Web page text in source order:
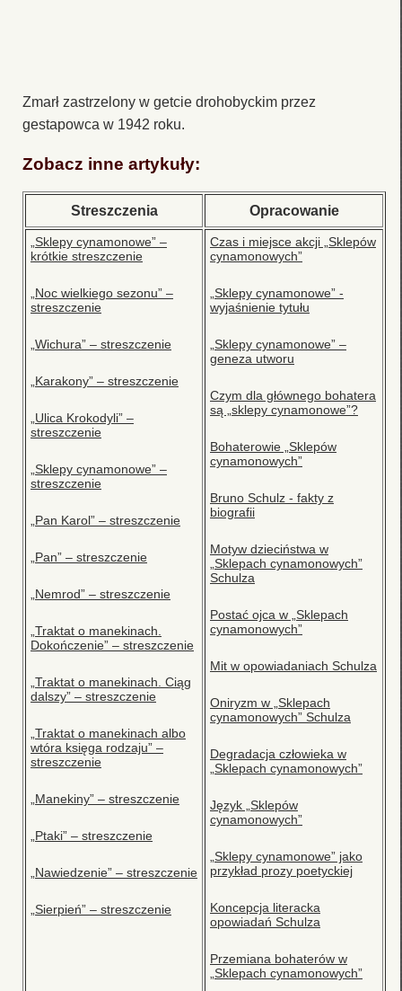
Zmarł zastrzelony w getcie drohobyckim przez
gestapowca w 1942 roku.
Zobacz inne artykuły:
Streszczenia Opracowanie
„Sklepy cynamonowe” –
krótkie streszczenie
„Noc wielkiego sezonu” –
streszczenie
„Wichura” – streszczenie
„Karakony” – streszczenie
„Ulica Krokodyli” –
streszczenie
„Sklepy cynamonowe” –
streszczenie
„Pan Karol” – streszczenie
„Pan” – streszczenie
„Nemrod” – streszczenie
„Traktat o manekinach.
Dokończenie” – streszczenie
„Traktat o manekinach. Ciąg
dalszy” – streszczenie
„Traktat o manekinach albo
wtóra księga rodzaju” –
streszczenie
„Manekiny” – streszczenie
„Ptaki” – streszczenie
„Nawiedzenie” – streszczenie
„Sierpień” – streszczenie
Czas i miejsce akcji „Sklepów
cynamonowych”
„Sklepy cynamonowe” -
wyjaśnienie tytułu
„Sklepy cynamonowe” –
geneza utworu
Czym dla głównego bohatera
są „sklepy cynamonowe”?
Bohaterowie „Sklepów
cynamonowych”
Bruno Schulz - fakty z
biografii
Motyw dzieciństwa w
„Sklepach cynamonowych”
Schulza
Postać ojca w „Sklepach
cynamonowych”
Mit w opowiadaniach Schulza
Oniryzm w „Sklepach
cynamonowych” Schulza
Degradacja człowieka w
„Sklepach cynamonowych”
Język „Sklepów
cynamonowych”
„Sklepy cynamonowe” jako
przykład prozy poetyckiej
Koncepcja literacka
opowiadań Schulza
Przemiana bohaterów w
„Sklepach cynamonowych”